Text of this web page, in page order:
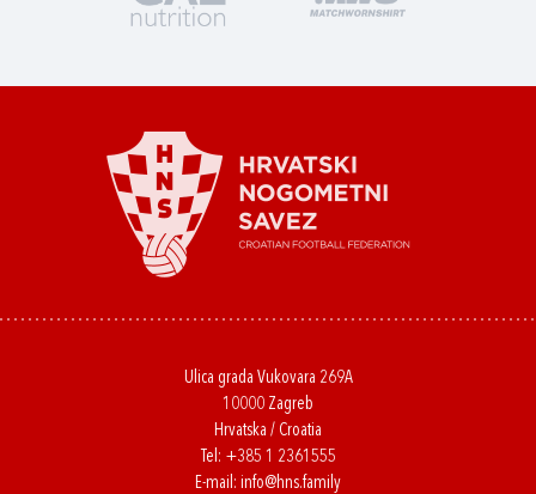
Ulica grada Vukovara 269A
10000 Zagreb
Hrvatska / Croatia
Tel: +385 1 2361555
E-mail: info@hns.family